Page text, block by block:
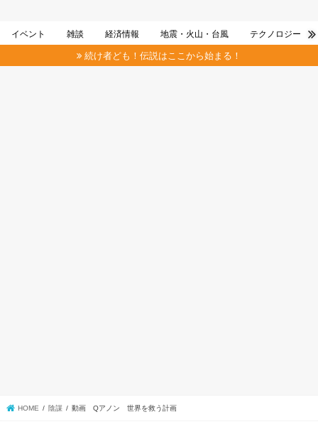
イベント 雑談 経済情報 地震・火山・台風 テクノロジー
続け者ども！伝説はここから始まる！
HOME 陰謀 動画 Qアノン 世界を救う計画